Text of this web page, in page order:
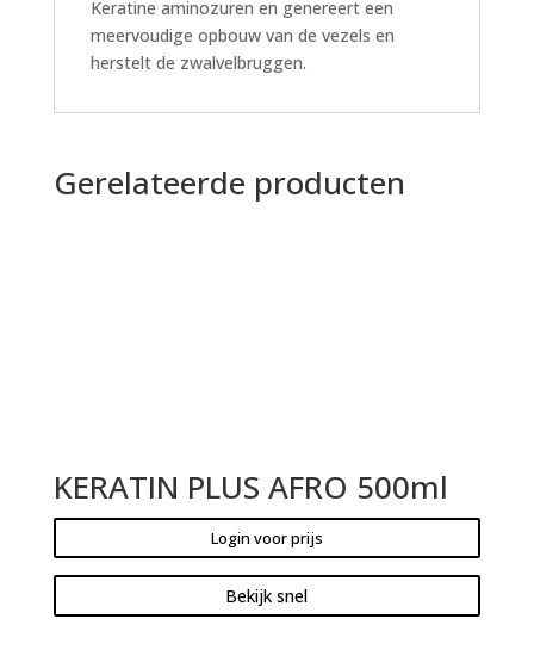
Keratine aminozuren en genereert een
meervoudige opbouw van de vezels en
herstelt de zwalvelbruggen.
Gerelateerde producten
KERATIN PLUS AFRO 500ml
Login voor prijs
Bekijk snel